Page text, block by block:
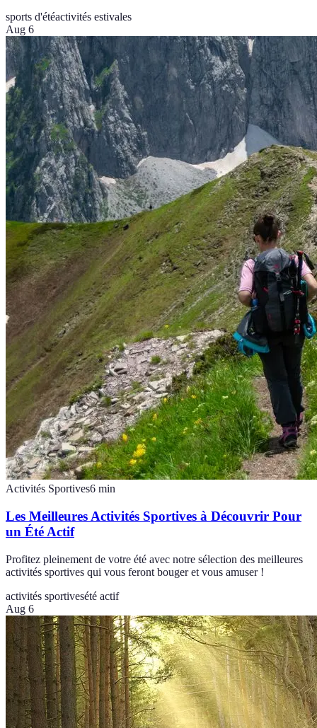
sports d'étéactivités estivales
Aug 6
Activités Sportives6 min
Les Meilleures Activités Sportives à Découvrir Pour
un Été Actif
Profitez pleinement de votre été avec notre sélection des meilleures
activités sportives qui vous feront bouger et vous amuser !
activités sportivesété actif
Aug 6